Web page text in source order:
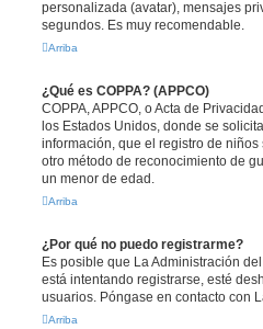
personalizada (avatar), mensajes
segundos. Es muy recomendable.
Arriba
¿Qué es COPPA? (APPCO)
COPPA, APPCO, o Acta de
los Estados Unidos, donde se
información, que el registro de
otro método de reconocimiento de
un menor de edad.
Arriba
¿Por qué no puedo registrarme?
Es posible que La Administración
está intentando registrarse, esté
usuarios. Póngase en contacto con
Arriba